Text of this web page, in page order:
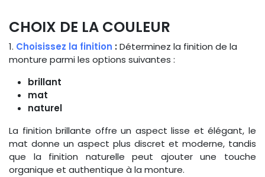
CHOIX DE LA COULEUR
1. Choisissez la finition :Déterminez la finition de la
monture parmi les options suivantes :
brillant
mat
naturel
La finition brillante offre un aspect lisse et élégant, le
mat donne un aspect plus discret et moderne, tandis
que la finition naturelle peut ajouter une touche
organique et authentique à la monture.